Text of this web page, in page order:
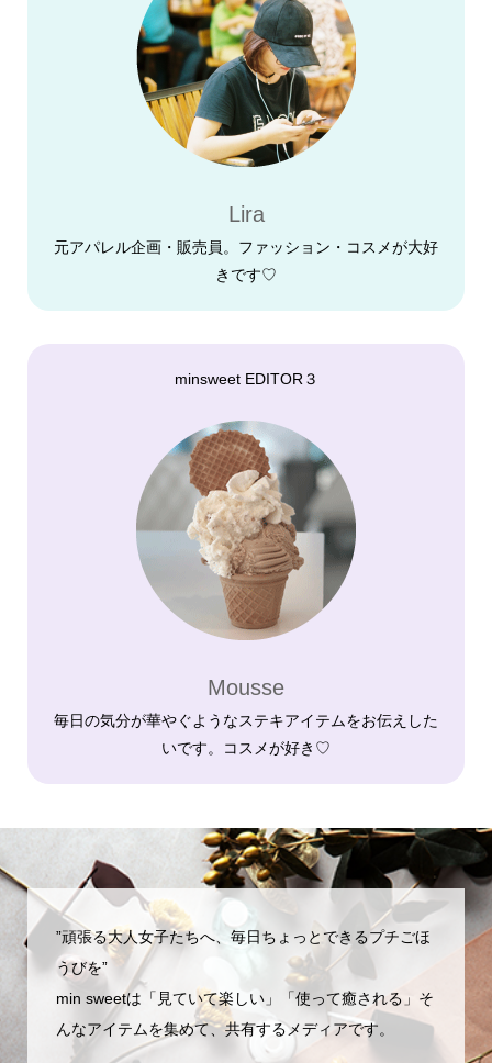
Lira
元アパレル企画・販売員。ファッション・コスメが大好
きです♡
minsweet EDITOR３
Mousse
毎日の気分が華やぐようなステキアイテムをお伝えした
いです。コスメが好き♡
”頑張る大人女子たちへ、毎日ちょっとできるプチごほ
うびを”
min sweetは「見ていて楽しい」「使って癒される」そ
んなアイテムを集めて、共有するメディアです。